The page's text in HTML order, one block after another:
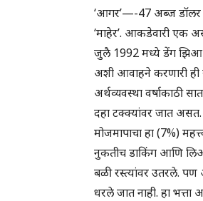
‘आगर’—-47 अब्ज डॉलर
‘माहेर’. आकडेवारी एक
जुलै 1992 मध्ये डेंग झिआओ
अशी आवाहने करणारी ही
अर्थव्यवस्था वर्षाकाठी
दहा टक्क्यांवर जात असत.
मोजमापाचा हा (7%)
नुकतीच डाकिंग आणि
बळी रस्त्यांवर उतरले. पण
धरले जात नाही. हा भत्ता